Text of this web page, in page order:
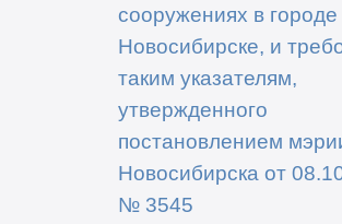
сооружениях в городе
Новосибирске, и
таким указателям,
утвержденного
постановлением
Новосибирска от
№ 3545